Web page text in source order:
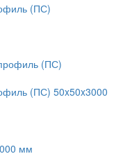
(ПС)
(ПС) 50x50x3000